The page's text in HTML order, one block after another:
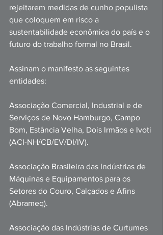
rejeitarem medidas de cunho populista
que coloquem em risco a
sustentabilidade econômica do país e o
futuro do trabalho formal no Brasil.
Assinam o manifesto as seguintes
entidades:
Associação Comercial, Industrial e de
Serviços de Novo Hamburgo, Campo
Bom, Estância Velha, Dois Irmãos e Ivoti
(ACI-NH/CB/EV/DI/IV).
Associação Brasileira das Indústrias de
Máquinas e Equipamentos para os
Setores do Couro, Calçados e Afins
(Abrameq).
Associação das Indústrias de Curtumes